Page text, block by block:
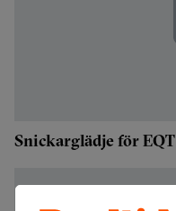
Snickarglädje för EQT